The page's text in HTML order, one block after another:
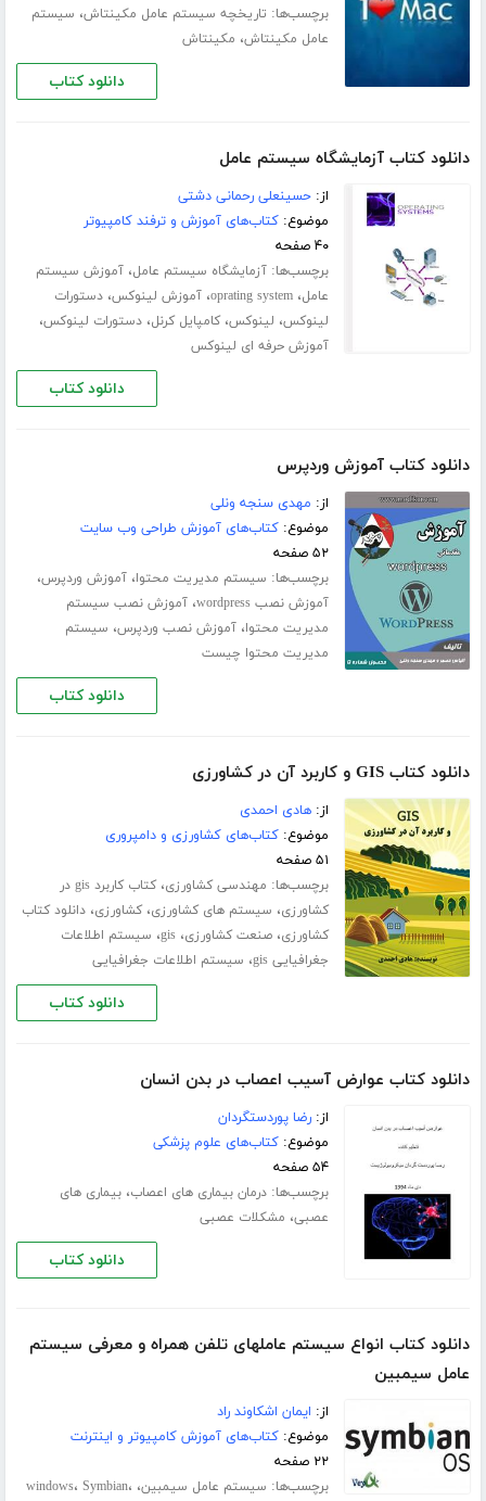
برچسب‌ها: تاریخچه سیستم عامل مکینتاش، سیستم
عامل مکینتاش، مکینتاش
دانلود کتاب
دانلود کتاب آزمایشگاه سیستم عامل
از:حسینعلی رحمانی دشتی
موضوع:کتاب‌های آموزش و ترفند کامپیوتر
۴۰ صفحه
برچسب‌ها:آزمایشگاه سیستم عامل،آموزش سیستم
عامل،oprating system،آموزش لینوکس،دستورات
لینوکس، لینوکس،کامپایل کرنل،دستورات لینوکس،
آموزش حرفه ای لینوکس
دانلود کتاب
دانلود کتاب آموزش وردپرس
از: مهدی سنجه ونلی
موضوع:کتاب‌های آموزش طراحی وب سایت
۵۲ صفحه
برچسب‌ها: سیستم مدیریت محتوا،آموزش وردپرس،
آموزش نصب wordpress ،آموزش نصب سیستم
مدیریت محتوا،آموزش نصب وردپرس، سیستم
مدیریت محتوا چیست
دانلود کتاب
دانلود کتاب GIS و کاربرد آن در کشاورزی
از:هادی احمدی
موضوع:کتاب‌های کشاورزی و دامپروری
۵۱ صفحه
برچسب‌ها: مهندسی کشاورزی،
کتاب کاربرد gis در
کشاورزی، سیستم های کشاورزی،کشاورزی،دانلود کتاب
کشاورزی،صنعت کشاورزی،gis، سیستم اطلاعات
جغرافیایی gis
، سیستم اطلاعات جغرافیایی
دانلود کتاب
دانلود کتاب عوارض آسیب اعصاب در بدن انسان
از:رضا پوردستگردان
موضوع:کتاب‌های علوم پزشکی
۵۴ صفحه
برچسب‌ها:درمان بیماری های اعصاب،بیماری های
عصبی، مشکلات عصبی
دانلود کتاب
دانلود کتاب انواع سیستم عاملهای تلفن همراه و معرفی سیستم
عامل سیمبین
از: ایمان اشکاوند راد
موضوع:کتاب‌های آموزش کامپیوتر و اینترنت
۲۲ صفحه
برچسب‌ها: سیستم عامل سیمبین، windows، Symbian،